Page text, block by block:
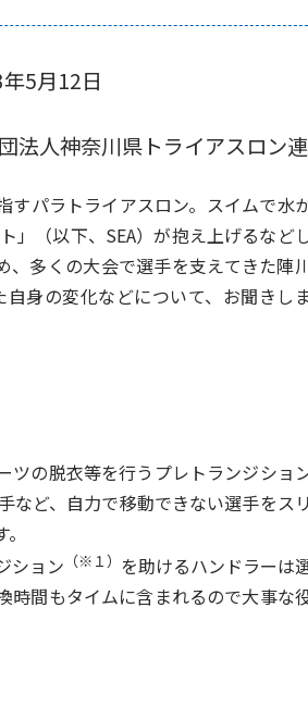
5月12日
法人神奈川県トライアスロン
パラトライアスロン。スイムで水
」（以下、SEA）が抱え上げるなど
多くの大会で選手を支えてきた陣
身の変化などについて、お聞きし
の脱衣等を行うプレトランジショ
など、自力で移動できない選手をス
ション （※１） を助けるハンドラーは
時間もタイムに含まれるので大事な